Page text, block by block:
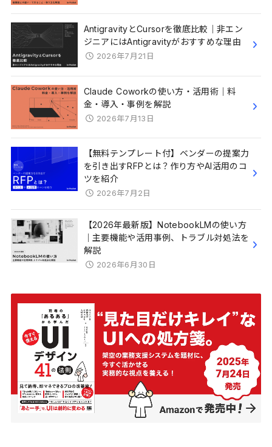
AntigravityとCursorを徹底比較｜非エン
ジニアにはAntigravityがおすすめな理由
2026年7月21日
Claude Coworkの使い方・活用術｜料
金・導入・事例を解説
2026年7月13日
【無料テンプレート付】ベンダーの提案力
を引き出すRFPとは？作り方やAI活用のコ
ツを紹介
2026年7月2日
【2026年最新版】NotebookLMの使い方
｜主要機能や活用事例、トラブル対処法を
解説
2026年6月30日